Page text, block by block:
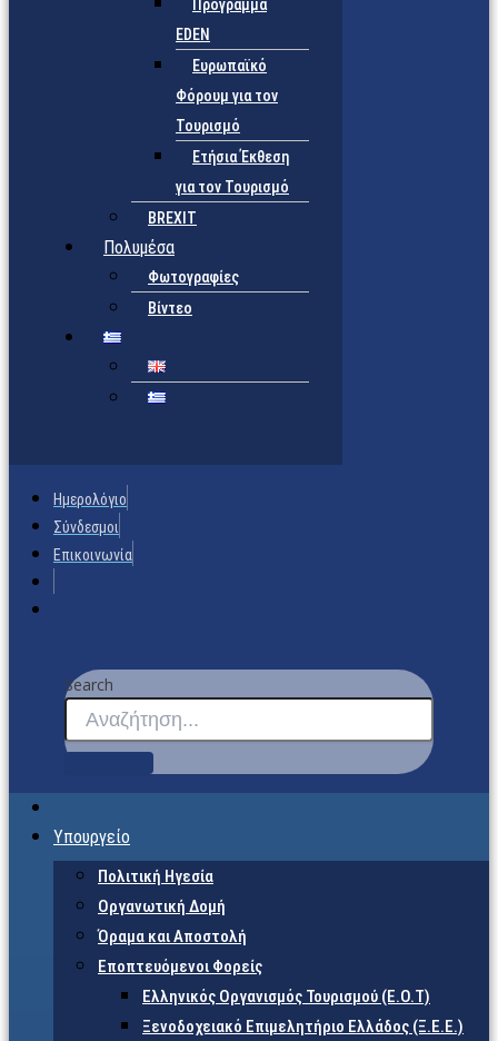
Πρόγραμμα
EDEN
Ευρωπαϊκό
Φόρουμ για τον
Τουρισμό
Ετήσια Έκθεση
για τον Τουρισμό
BREXIT
Πολυμέσα
Φωτογραφίες
Βίντεο
Ημερολόγιο
Σύνδεσμοι
Επικοινωνία
Search
Υπουργείο
Πολιτική Ηγεσία
Οργανωτική Δομή
Όραμα και Αποστολή
Εποπτευόμενοι Φορείς
Eλληνικός Οργανισμός Τουρισμού (Ε.Ο.Τ)
Ξενοδοχειακό Επιμελητήριο Ελλάδος (Ξ.Ε.Ε.)